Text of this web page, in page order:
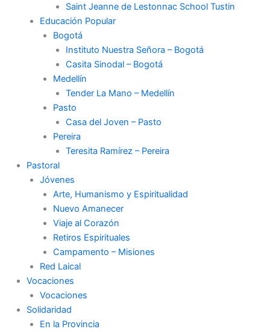
Saint Jeanne de Lestonnac School Tustin
Educación Popular
Bogotá
Instituto Nuestra Señora – Bogotá
Casita Sinodal – Bogotá
Medellín
Tender La Mano – Medellín
Pasto
Casa del Joven – Pasto
Pereira
Teresita Ramírez – Pereira
Pastoral
Jóvenes
Arte, Humanismo y Espiritualidad
Nuevo Amanecer
Viaje al Corazón
Retiros Espirituales
Campamento – Misiones
Red Laical
Vocaciones
Vocaciones
Solidaridad
En la Provincia